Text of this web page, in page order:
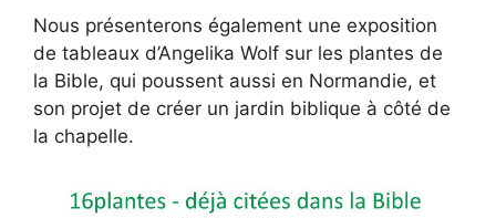
Nous présenterons également une exposition
de tableaux d’Angelika Wolf sur les plantes de
la Bible, qui poussent aussi en Normandie, et
son projet de créer un jardin biblique à côté de
la chapelle.